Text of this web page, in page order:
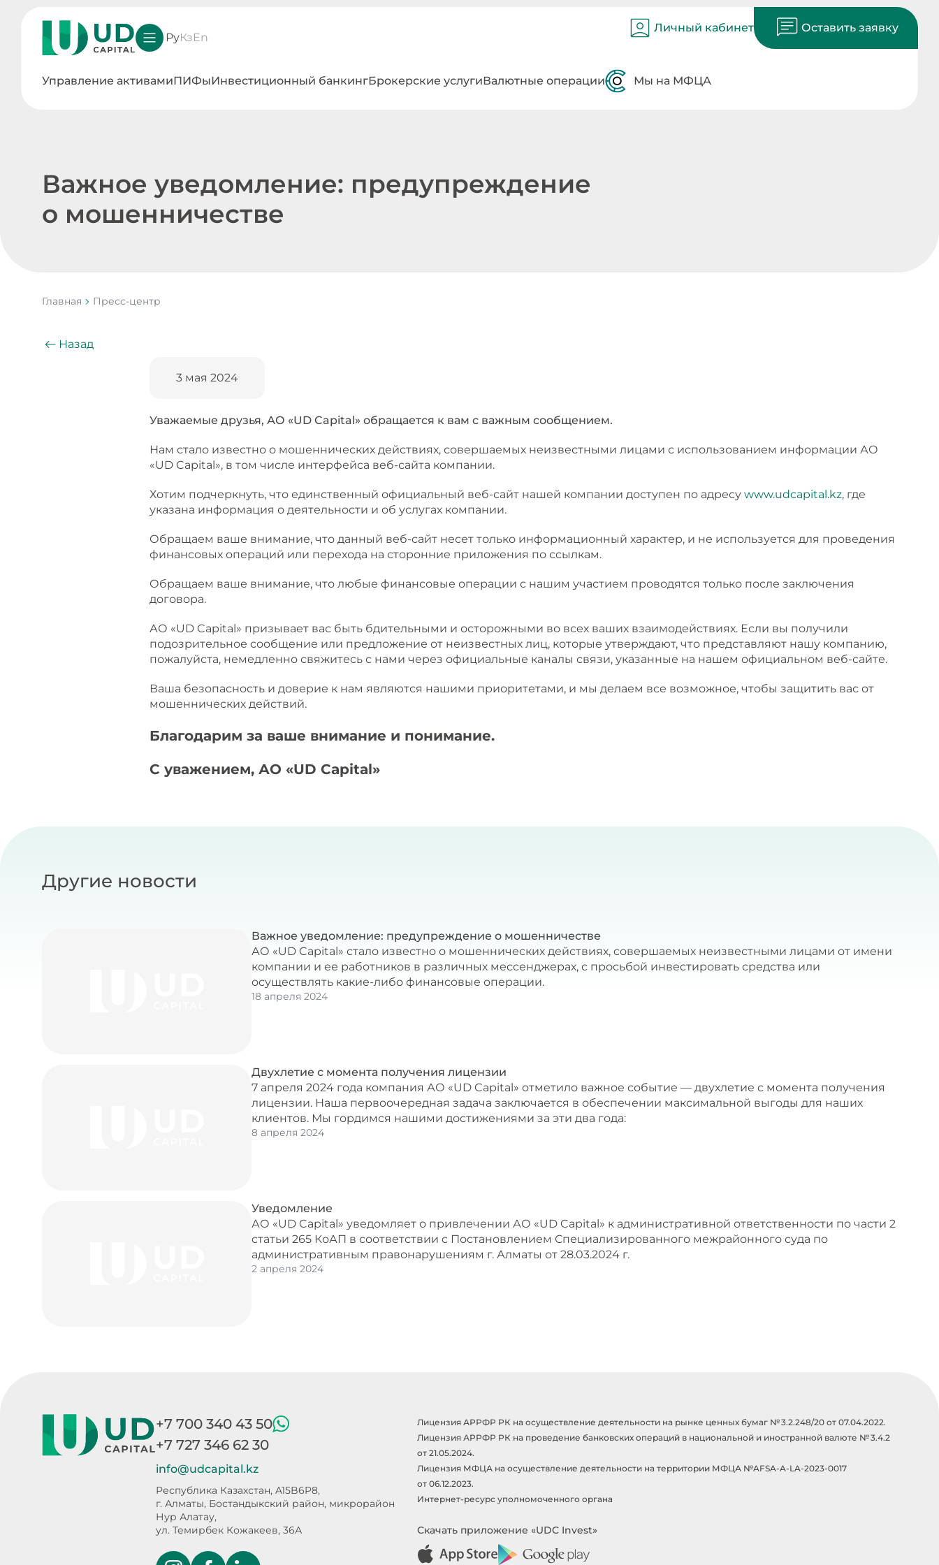
РуКзEn
Личный кабинет Оставить заявку
Управление активамиПИФыИнвестиционный банкингБрокерские услугиВалютные операции Мы на МФЦА
Важное уведомление: предупреждение
о мошенничестве
Главная Пресс-центр
Назад
3 мая 2024
Уважаемые друзья, АО «UD Capital» обращается к вам с важным сообщением.
Нам стало известно о мошеннических действиях, совершаемых неизвестными лицами с использованием информации АО
«UD Capital», в том числе интерфейса веб-сайта компании.
Хотим подчеркнуть, что единственный официальный веб-сайт нашей компании доступен по адресу www.udcapital.kz, где
указана информация о деятельности и об услугах компании.
Обращаем ваше внимание, что данный веб-сайт несет только информационный характер, и не используется для проведения
финансовых операций или перехода на сторонние приложения по ссылкам.
Обращаем ваше внимание, что любые финансовые операции с нашим участием проводятся только после заключения
договора.
АО «UD Capital» призывает вас быть бдительными и осторожными во всех ваших взаимодействиях. Если вы получили
подозрительное сообщение или предложение от неизвестных лиц, которые утверждают, что представляют нашу компанию,
пожалуйста, немедленно свяжитесь с нами через официальные каналы связи, указанные на нашем официальном веб-сайте.
Ваша безопасность и доверие к нам являются нашими приоритетами, и мы делаем все возможное, чтобы защитить вас от
мошеннических действий.
Благодарим за ваше внимание и понимание.
С уважением, АО «UD Capital»
Другие новости
Важное уведомление: предупреждение о мошенничестве
АО «UD Capital» стало известно о мошеннических действиях, совершаемых неизвестными лицами от имени
компании и ее работников в различных мессенджерах, с просьбой инвестировать средства или
осуществлять какие-либо финансовые операции.
18 апреля 2024
Двухлетие с момента получения лицензии
7 апреля 2024 года компания АО «UD Capital» отметило важное событие — двухлетие с момента получения
лицензии. Наша первоочередная задача заключается в обеспечении максимальной выгоды для наших
клиентов. Мы гордимся нашими достижениями за эти два года:
8 апреля 2024
Уведомление
АО «UD Capital» уведомляет о привлечении АО «UD Capital» к административной ответственности по части 2
статьи 265 КоАП в соответствии с Постановлением Специализированного межрайонного суда по
административным правонарушениям г. Алматы от 28.03.2024 г.
2 апреля 2024
+7 700 340 43 50
+7 727 346 62 30
info@udcapital.kz
Республика Казахстан, A15B6P8,
г. Алматы, Бостандыкский район, микрорайон
Нур Алатау,
ул. Темирбек Кожакеев, 36А
Лицензия АРРФР РК на осуществление деятельности на рынке ценных бумаг № 3.2.248/20 от 07.04.2022.
Лицензия АРРФР РК на проведение банковских операций в национальной и иностранной валюте № 3.4.2
от 21.05.2024.
Лицензия МФЦА на осуществление деятельности на территории МФЦА №AFSA-A-LA-2023-0017
от 06.12.2023.
Интернет-ресурс уполномоченного органа
Скачать приложение «UDC Invest»